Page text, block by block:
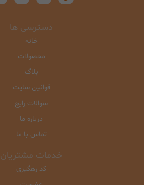
دسترسی ها
خانه
محصولات
بلاگ
قوانین سایت
سوالات رایج
درباره ما
تماس با ما
خدمات مشتریان
کد رهگیری